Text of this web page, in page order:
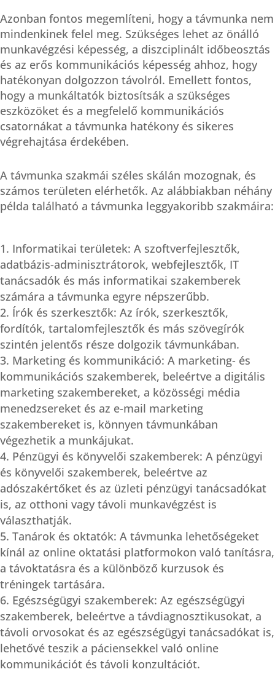
Azonban fontos megemlíteni, hogy a távmunka nem
mindenkinek felel meg. Szükséges lehet az önálló
munkavégzési képesség, a diszciplinált időbeosztás
és az erős kommunikációs képesség ahhoz, hogy
hatékonyan dolgozzon távolról. Emellett fontos,
hogy a munkáltatók biztosítsák a szükséges
eszközöket és a megfelelő kommunikációs
csatornákat a távmunka hatékony és sikeres
végrehajtása érdekében.
A távmunka szakmái széles skálán mozognak, és
számos területen elérhetők. Az alábbiakban néhány
példa található a távmunka leggyakoribb szakmáira:
Informatikai területek: A szoftverfejlesztők,
adatbázis-adminisztrátorok, webfejlesztők, IT
tanácsadók és más informatikai szakemberek
számára a távmunka egyre népszerűbb.
Írók és szerkesztők: Az írók, szerkesztők,
fordítók, tartalomfejlesztők és más szövegírók
szintén jelentős része dolgozik távmunkában.
Marketing és kommunikáció: A marketing- és
kommunikációs szakemberek, beleértve a digitális
marketing szakembereket, a közösségi média
menedzsereket és az e-mail marketing
szakembereket is, könnyen távmunkában
végezhetik a munkájukat.
Pénzügyi és könyvelői szakemberek: A pénzügyi
és könyvelői szakemberek, beleértve az
adószakértőket és az üzleti pénzügyi tanácsadókat
is, az otthoni vagy távoli munkavégzést is
választhatják.
Tanárok és oktatók: A távmunka lehetőségeket
kínál az online oktatási platformokon való tanításra,
a távoktatásra és a különböző kurzusok és
tréningek tartására.
Egészségügyi szakemberek: Az egészségügyi
szakemberek, beleértve a távdiagnosztikusokat, a
távoli orvosokat és az egészségügyi tanácsadókat is,
lehetővé teszik a páciensekkel való online
kommunikációt és távoli konzultációt.